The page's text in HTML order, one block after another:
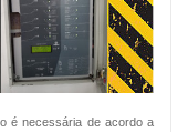
é necessária de acordo a